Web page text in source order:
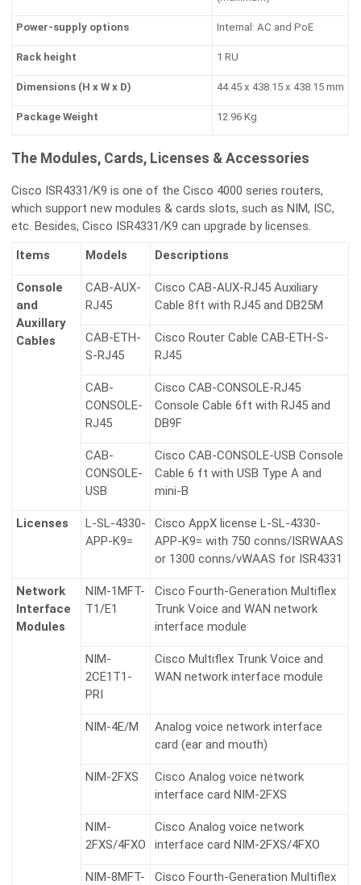
Power-supply options Internal: AC and PoE
Rack height 1 RU
Dimensions (H x W x D) 44.45 x 438.15 x 438.15 mm
Package Weight 12.96 Kg
The Modules, Cards, Licenses & Accessories
Cisco ISR4331/K9 is one of the Cisco 4000 series routers,
which support new modules & cards slots, such as NIM, ISC,
etc. Besides, Cisco ISR4331/K9 can upgrade by licenses.
Items Models Descriptions
Console
and
Auxillary
Cables
CAB-AUX-
RJ45
Cisco CAB-AUX-RJ45 Auxiliary
Cable 8ft with RJ45 and DB25M
CAB-ETH-
S-RJ45
Cisco Router Cable CAB-ETH-S-
RJ45
CAB-
CONSOLE-
RJ45
Cisco CAB-CONSOLE-RJ45
Console Cable 6ft with RJ45 and
DB9F
CAB-
CONSOLE-
USB
Cisco CAB-CONSOLE-USB Console
Cable 6 ft with USB Type A and
mini-B
Licenses
L-SL-4330-
APP-K9=
Cisco AppX license L-SL-4330-
APP-K9= with 750 conns/ISRWAAS
or 1300 conns/vWAAS for ISR4331
Network
Interface
Modules
NIM-1MFT-
T1/E1
Cisco Fourth-Generation Multiflex
Trunk Voice and WAN network
interface module
NIM-
2CE1T1-
PRI
Cisco Multiflex Trunk Voice and
WAN network interface module
NIM-4E/M
Analog voice network interface
card (ear and mouth)
NIM-2FXS
Cisco Analog voice network
interface card NIM-2FXS
NIM-
2FXS/4FXO
Cisco Analog voice network
interface card NIM-2FXS/4FXO
NIM-8MFT-
Cisco Fourth-Generation Multiflex